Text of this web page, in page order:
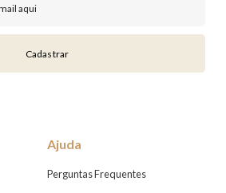
Cadastrar
Ajuda
Perguntas Frequentes